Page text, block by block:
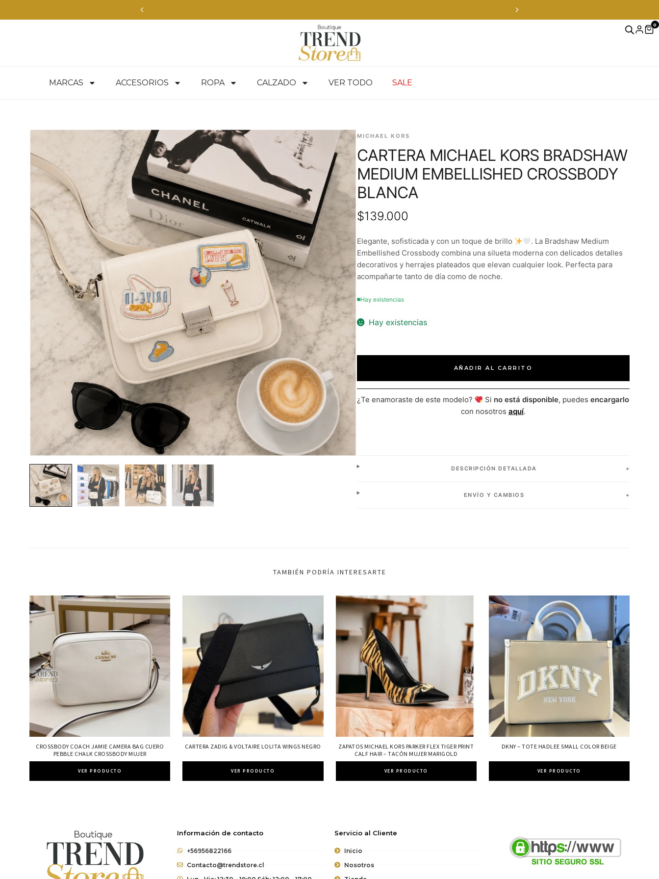
0
MARCAS ACCESORIOS ROPA CALZADO VER TODO SALE
MICHAEL KORS
CARTERA MICHAEL KORS BRADSHAW
MEDIUM EMBELLISHED CROSSBODY
BLANCA
$139.000
Elegante, sofisticada y con un toque de brillo
. La Bradshaw Medium
Embellished Crossbody combina una silueta moderna con delicados detalles
decorativos y herrajes plateados que elevan cualquier look. Perfecta para
acompañarte tanto de día como de noche.
Hay existencias
Hay existencias
AÑADIR AL CARRITO
¿Te enamoraste de este modelo? Si no está disponible, puedesencargarlo
con nosotros aquí.
DESCRIPCIÓN DETALLADA
ENVÍO Y CAMBIOS
TAMBIÉN PODRÍA INTERESARTE
CROSSBODY COACH JAMIE CAMERA BAG CUERO
PEBBLE CHALK CROSSBODY MUJER
VER PRODUCTO
CARTERA ZADIG & VOLTAIRE LOLITA WINGS NEGRO
VER PRODUCTO
ZAPATOS MICHAEL KORS PARKER FLEX TIGER PRINT
CALF HAIR – TACÓN MUJER MARIGOLD
VER PRODUCTO
DKNY – TOTE HADLEE SMALL COLOR BEIGE
VER PRODUCTO
Información de contacto
+56956822166
Contacto@trendstore.cl
Servicio al Cliente
Inicio
Nosotros